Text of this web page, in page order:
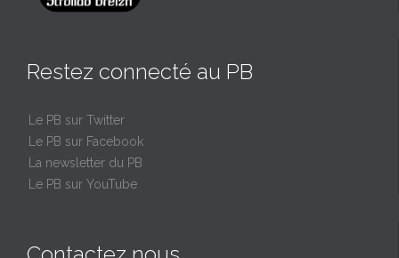
Restez connecté au PB
Le PB sur Twitter
Le PB sur Facebook
La newsletter du PB
Le PB sur YouTube